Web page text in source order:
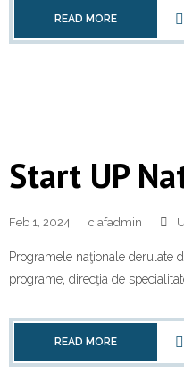
READ MORE
Start UP
Feb 1, 2024 ciafadmin
Programele naţionale derulate
programe, direcţia de
READ MORE